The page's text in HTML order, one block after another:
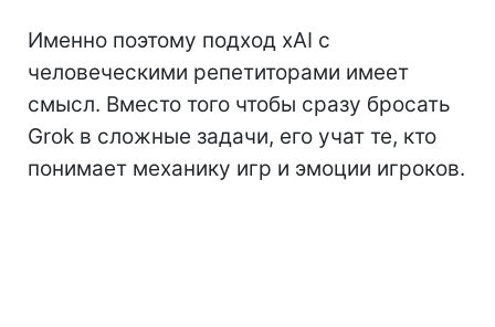
Именно поэтому подход xAI с
человеческими репетиторами имеет
смысл. Вместо того чтобы сразу бросать
Grok в сложные задачи, его учат те, кто
понимает механику игр и эмоции игроков.